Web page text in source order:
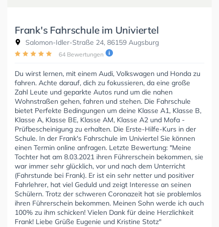
Frank's Fahrschule im Univiertel
Salomon-Idler-Straße 24, 86159 Augsburg
64 Bewertungen
Du wirst lernen, mit einem Audi, Volkswagen und Honda zu
fahren. Achte darauf, dich zu fokussieren, da eine große
Zahl Leute und geparkte Autos rund um die nahen
Wohnstraßen gehen, fahren und stehen. Die Fahrschule
bietet Perfekte Bedingungen um deine Klasse A1, Klasse B,
Klasse A, Klasse BE, Klasse AM, Klasse A2 und Mofa -
Prüfbescheinigung zu erhalten. Die Erste-Hilfe-Kurs in der
Schule. In der Frank's Fahrschule im Univiertel Sie können
einen Termin online anfragen. Letzte Bewertung: "Meine
Tochter hat am 8.03.2021 ihren Führerschein bekommen, sie
war immer sehr glücklich, vor und nach dem Unterricht
(Fahrstunde bei Frank). Er ist ein sehr netter und positiver
Fahrlehrer, hat viel Geduld und zeigt Interesse an seinen
Schülern. Trotz der schweren Coronazeit hat sie problemlos
ihren Führerschein bekommen. Meinen Sohn werde ich auch
100% zu ihm schicken! Vielen Dank für deine Herzlichkeit
Frank! Liebe Grüße Eugenie und Kristine Stotz"